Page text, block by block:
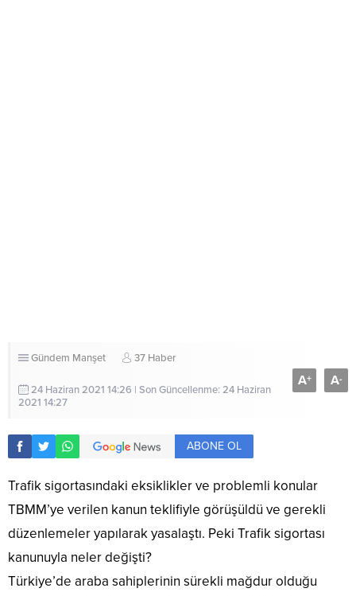
Gündem Manşet 37 Haber
24 Haziran 2021 14:26 | Son Güncellenme: 24 Haziran
2021 14:27
A+ A-
ABONE OL
Trafik sigortasındaki eksiklikler ve problemli konular
TBMM’ye verilen kanun teklifiyle görüşüldü ve gerekli
düzenlemeler yapılarak yasalaştı. Peki Trafik sigortası
kanunuyla neler değişti?
Türkiye’de araba sahiplerinin sürekli mağdur olduğu